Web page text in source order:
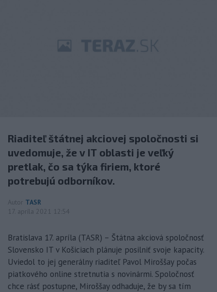
Riaditeľ štátnej akciovej spoločnosti si
uvedomuje, že v IT oblasti je veľký
pretlak, čo sa týka firiem, ktoré
potrebujú odborníkov.
Autor TASR
17. apríla 2021 12:54
Bratislava 17. apríla (TASR) – Štátna akciová spoločnosť
Slovensko IT v Košiciach plánuje posilniť svoje kapacity.
Uviedol to jej generálny riaditeľ Pavol Miroššay počas
piatkového online stretnutia s novinármi. Spoločnosť
chce rásť postupne, Miroššay odhaduje, že by sa tím